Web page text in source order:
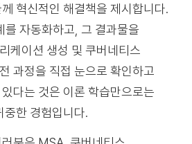
혁신적인 해결책을 제시합니다.
자동화하고, 그 결과물을
케이션 생성 및 쿠버네티스
과정을 직접 눈으로 확인하고
다는 것은 이론 학습만으로는
중한 경험입니다.